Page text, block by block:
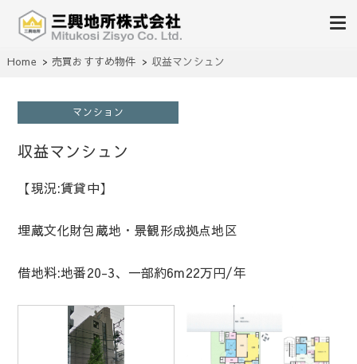
三興地所株式会社
不動産の売買、賃貸、仲介、管理
Home 売買おすすめ物件 収益マンシュン
マンション
収益マンシュン
【現況:賃貸中】
埋蔵文化財包蔵地・景観形成拠点地区
借地料:地番20-3、一部約6m22万円/年